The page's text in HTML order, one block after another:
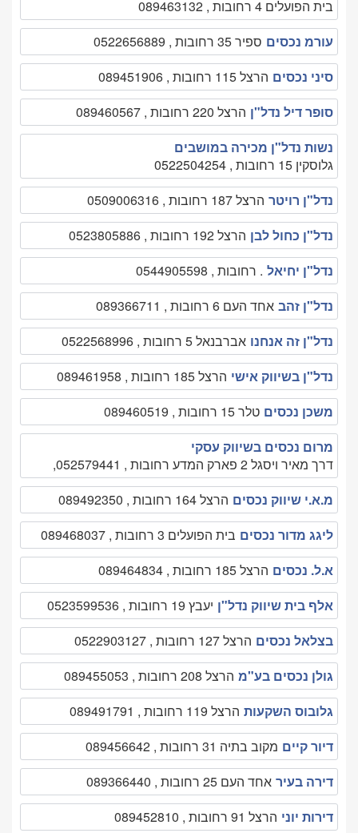
בית הפועלים 4 רחובות , 089463132
עורמ נכסים ספיר 35 רחובות , 0522656889
סיני נכסים הרצל 115 רחובות , 089451906
סופר דיל נדל"ן הרצל 220 רחובות , 089460567
נשות נדל"ן מכירה במושבים
גלוסקין 15 רחובות , 0522504254
נדל"ן רויטר הרצל 187 רחובות , 0509006316
נדל"ן כחול לבן הרצל 192 רחובות , 0523805886
נדל"ן יחיאל . רחובות , 0544905598
נדל"ן זהב אחד העם 6 רחובות , 089366711
נדל"ן זה אנחנו אברבנאל 5 רחובות , 0522568996
נדל"ן בשיווק אישי הרצל 185 רחובות , 089461958
משכן נכסים טלר 15 רחובות , 089460519
מרום נכסים בשיווק עסקי
דרך מאיר ויסגל 2 פארק המדע רחובות , 052579441,
מ.א.י שיווק נכסים הרצל 164 רחובות , 089492350
ליגג מדור נכסים בית הפועלים 3 רחובות , 089468037
א.ל. נכסים הרצל 185 רחובות , 089464834
אלף בית שיווק נדל"ן יעבץ 19 רחובות , 0523599536
בצלאל נכסים הרצל 127 רחובות , 0522903127
גולן נכסים בע"מ הרצל 208 רחובות , 089455053
גלובוס השקעות הרצל 119 רחובות , 089491791
דיור קיים מקוב בתיה 31 רחובות , 089456642
דירה בעיר אחד העם 25 רחובות , 089366440
דירות יוני הרצל 91 רחובות , 089452810